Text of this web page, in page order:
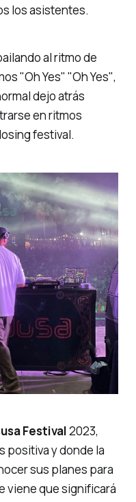
los asistentes.
al ritmo de
"Oh Yes" "Oh Yes",
dejo atrás
en ritmos
festival.
Festival2023,
positiva y donde la
sus planes para
viene que significará